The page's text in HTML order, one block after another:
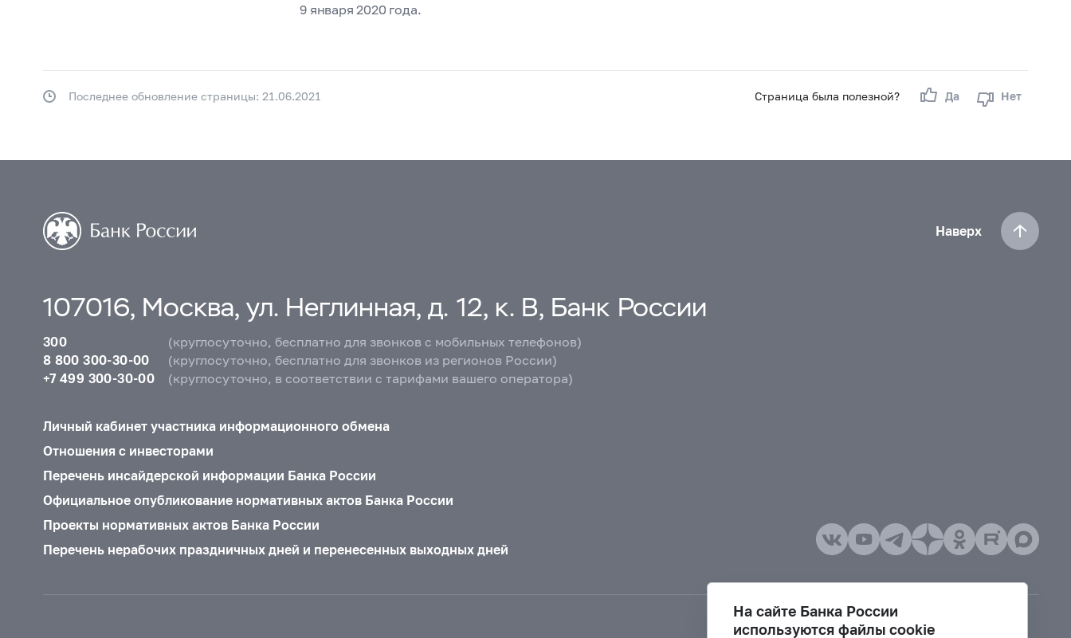
9 января 2020 года.
Страница была полезной? Да Нет
Последнее обновление страницы: 21.06.2021
Наверх
107016, Москва, ул. Неглинная, д. 12, к. В, Банк России
300
(круглосуточно, бесплатно для звонков с мобильных телефонов)
8 800 300-30-00
(круглосуточно, бесплатно для звонков из регионов России)
+7 499 300-30-00
(круглосуточно, в соответствии с тарифами вашего оператора)
Личный кабинет участника информационного обмена
Отношения с инвесторами
Перечень инсайдерской информации Банка России
Официальное опубликование нормативных актов Банка России
Проекты нормативных актов Банка России
Перечень нерабочих праздничных дней и перенесенных выходных дней
На сайте Банка России
используются файлы cookie